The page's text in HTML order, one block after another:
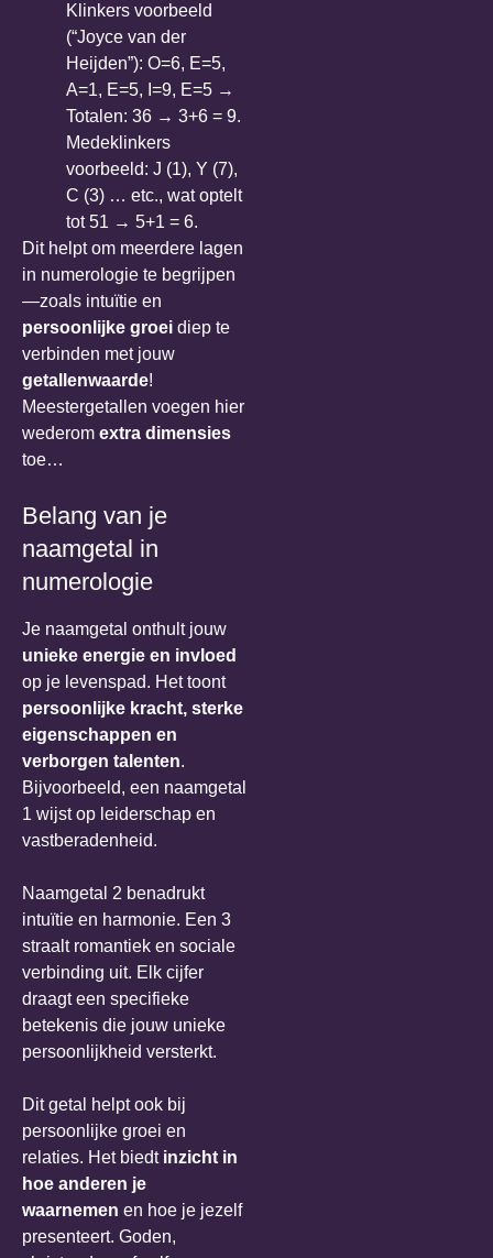
Klinkers voorbeeld
(“Joyce van der
Heijden”): O=6, E=5,
A=1, E=5, I=9, E=5 →
Totalen: 36 → 3+6 = 9.
Medeklinkers
voorbeeld: J (1), Y (7),
C (3) … etc., wat optelt
tot 51 → 5+1 = 6.
Dit helpt om meerdere lagen
in numerologie te begrijpen
—zoals intuïtie en
persoonlijke groei diep te
verbinden met jouw
getallenwaarde!
Meestergetallen voegen hier
wederom extra dimensies
toe…
Belang van je
naamgetal in
numerologie
Je naamgetal onthult jouw
unieke energie en invloed
op je levenspad. Het toont
persoonlijke kracht, sterke
eigenschappen en
verborgen talenten.
Bijvoorbeeld, een naamgetal
1 wijst op leiderschap en
vastberadenheid.
Naamgetal 2 benadrukt
intuïtie en harmonie. Een 3
straalt romantiek en sociale
verbinding uit. Elk cijfer
draagt een specifieke
betekenis die jouw unieke
persoonlijkheid versterkt.
Dit getal helpt ook bij
persoonlijke groei en
relaties. Het biedt inzicht in
hoe anderen je
waarnemen en hoe je jezelf
presenteert. Goden,